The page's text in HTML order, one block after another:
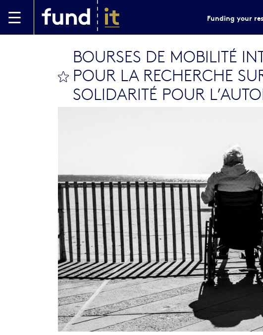
Funding your
bookmark this
BOURSES DE MOBILITÉ
POUR LA RECHERCHE
SOLIDARITÉ POUR